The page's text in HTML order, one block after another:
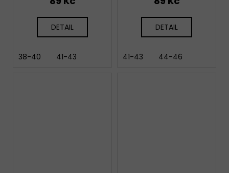
DETAIL
38-40 41-43
DETAIL
41-43 44-46